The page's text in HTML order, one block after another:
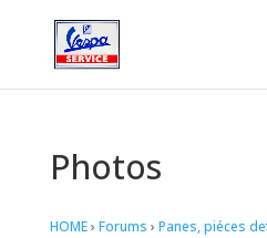
Photos
HOME› Forums › Panes, piéces